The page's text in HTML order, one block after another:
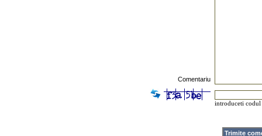
Comentariu
introduceti codul